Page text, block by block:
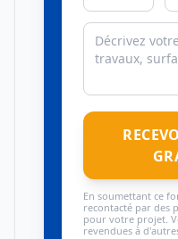
En soumettant ce
recontacté par des
pour votre projet.
revendues à